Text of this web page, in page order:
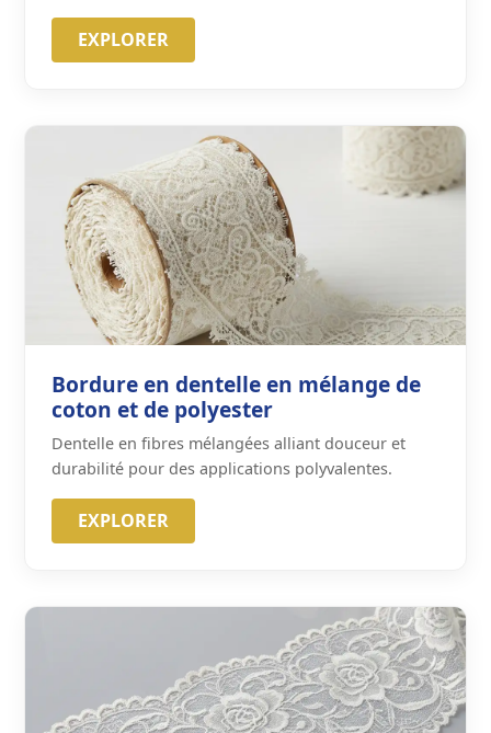
EXPLORER
Bordure en dentelle en mélange de
coton et de polyester
Dentelle en fibres mélangées alliant douceur et
durabilité pour des applications polyvalentes.
EXPLORER